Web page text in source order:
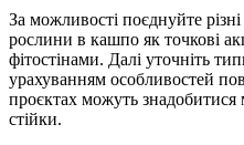
За можливості поєднуйте
рослини в кашпо як точкові
фітостінами. Далі уточніть
урахуванням особливостей
проєктах можуть знадобитися
стійки.